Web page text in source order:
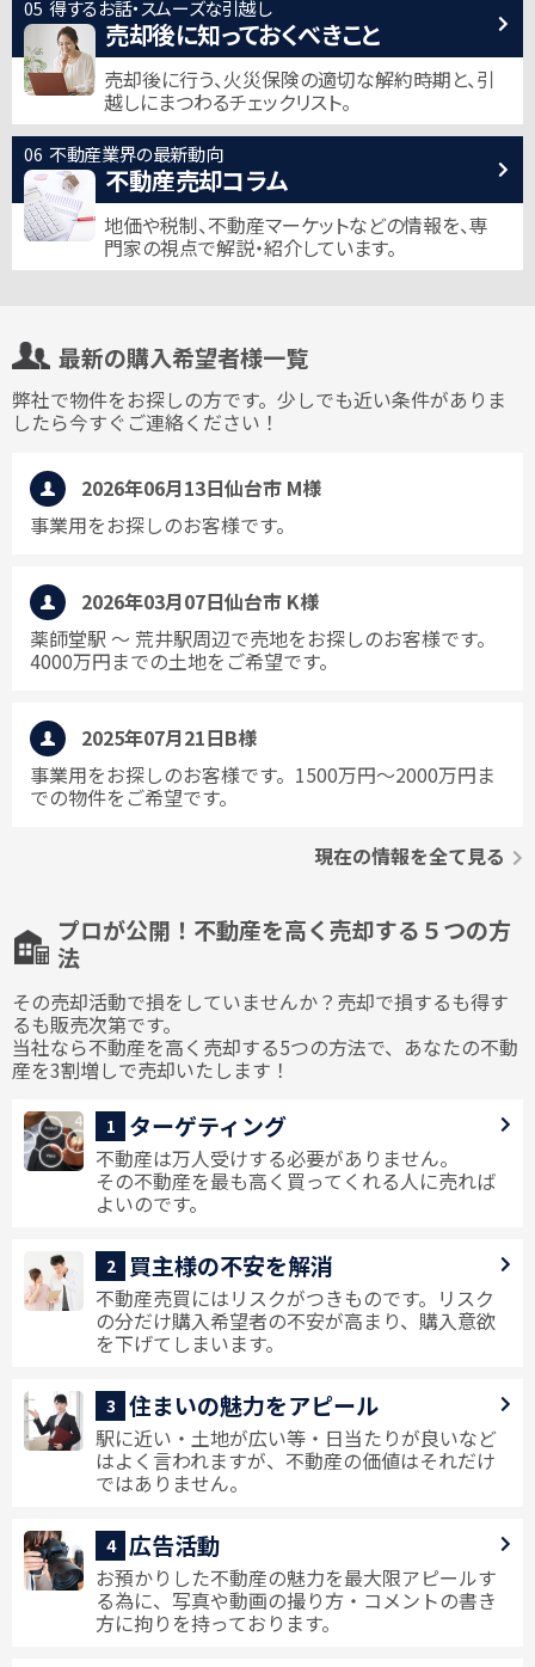
得するお話・スムーズな引越し
売却後に知っておくべきこと
売却後に行う、火災保険の適切な解約時期と、引
越しにまつわるチェックリスト。
不動産業界の最新動向
不動産売却コラム
地価や税制、不動産マーケットなどの情報を、専
門家の視点で解説・紹介しています。
最新の購入希望者様一覧
弊社で物件をお探しの方です。少しでも近い条件がありま
したら今すぐご連絡ください！
2026年06月13日仙台市 M様
事業用をお探しのお客様です。
2026年03月07日仙台市 K様
薬師堂駅 ～ 荒井駅周辺で売地をお探しのお客様です。
4000万円までの土地をご希望です。
2025年07月21日B様
事業用をお探しのお客様です。1500万円～2000万円ま
での物件をご希望です。
現在の情報を全て見る
プロが公開！不動産を高く売却する５つの方
法
その売却活動で損をしていませんか？売却で損するも得す
るも販売次第です。
当社なら不動産を高く売却する5つの方法で、あなたの不動
産を3割増しで売却いたします！
1 ターゲティング
不動産は万人受けする必要がありません。
その不動産を最も高く買ってくれる人に売れば
よいのです。
2 買主様の不安を解消
不動産売買にはリスクがつきものです。リスク
の分だけ購入希望者の不安が高まり、購入意欲
を下げてしまいます。
3 住まいの魅力をアピール
駅に近い・土地が広い等・日当たりが良いなど
はよく言われますが、不動産の価値はそれだけ
ではありません。
4 広告活動
お預かりした不動産の魅力を最大限アピールす
る為に、写真や動画の撮り方・コメントの書き
方に拘りを持っております。